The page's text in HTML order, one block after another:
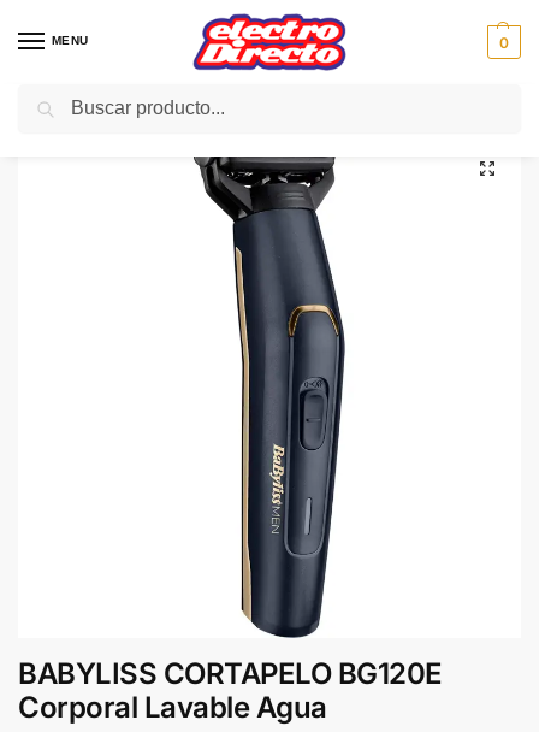
MENU 0
Inicio PAE / Cuidado personal
BABYLISS CORTAPELO BG120E
Corporal Lavable Agua